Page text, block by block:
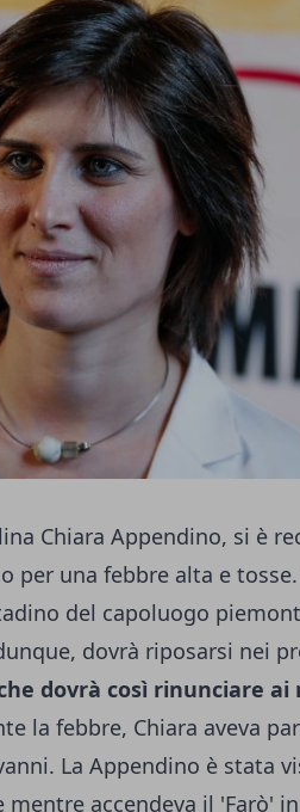
Chiara Appendino, si è
per una febbre alta e
del capoluogo
dovrà riposarsi nei
dovrà così rinunciare ai
la febbre, Chiara aveva
La Appendino è stata
accendeva il 'Farò' in